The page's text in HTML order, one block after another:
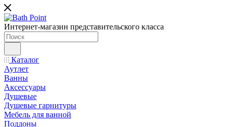
Интернет-магазин представительского класса
Каталог
Аутлет
Ванны
Аксессуары
Душевые
Душевые гарнитуры
Мебель для ванной
Поддоны